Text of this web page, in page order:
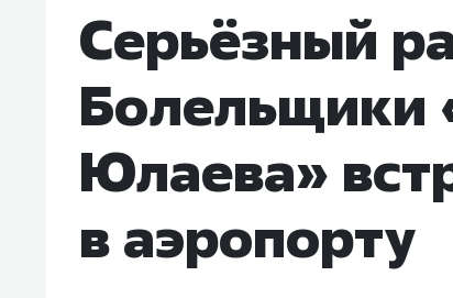
Серьёзный
Болельщики
Юлаева»
в аэропорту